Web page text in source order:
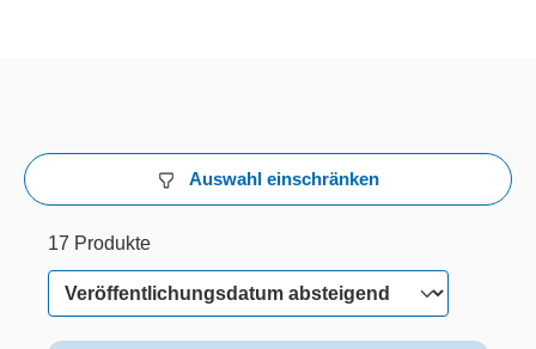
Auswahl einschränken
17 Produkte
15 von 17 Produkten werden angezeigt
17 Produkte